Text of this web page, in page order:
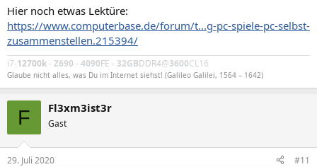
Hier noch etwas Lektüre:
https://www.computerbase.de/forum/t...g-pc-spiele-pc-selbst-
zusammenstellen.215394/
i7-12700k - Z690 - 4090FE - 32GBDDR4@3600CL16
Glaube nicht alles, was Du im Internet siehst! (Galileo Galilei, 1564 – 1642)
F Fl3xm3ist3r
Gast
29. Juli 2020 #11